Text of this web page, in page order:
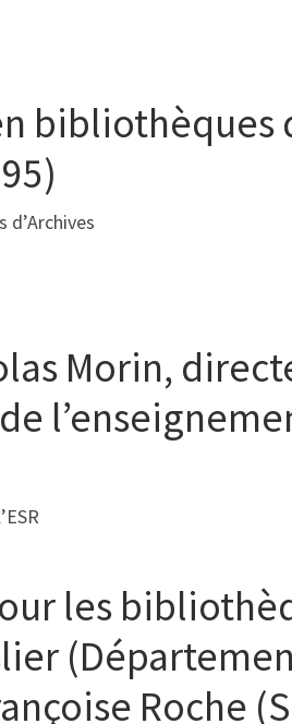
bibliothèques
Morin,
les
Roche